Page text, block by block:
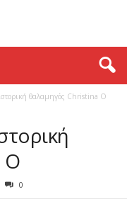
θαλαμηγός Christina O
0